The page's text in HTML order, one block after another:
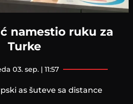
namestio ruku za
Turke
03. sep. | 11:57
as šuteve sa distance